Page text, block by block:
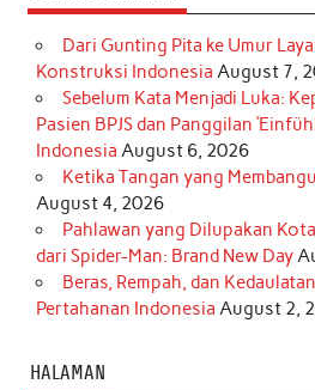
Dari Gunting Pita ke Umur
Konstruksi Indonesia August 7,
Sebelum Kata Menjadi Luka:
Pasien BPJS dan Panggilan
Indonesia August 6, 2026
Ketika Tangan yang
August 4, 2026
Pahlawan yang Dilupakan
dari Spider-Man: Brand New Day
Beras, Rempah, dan
Pertahanan Indonesia August 2,
HALAMAN